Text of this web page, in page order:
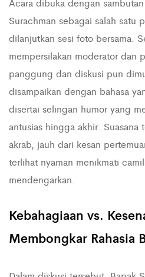
Acara dibuka dengan
Surachman sebagai salah satu
dilanjutkan sesi foto bersama.
mempersilakan moderator dan
panggung dan diskusi pun
disampaikan dengan bahasa
disertai selingan humor yang
antusias hingga akhir. Suasana
akrab, jauh dari kesan
terlihat nyaman menikmati
mendengarkan.
Kebahagiaan vs.
Membongkar Rahasia